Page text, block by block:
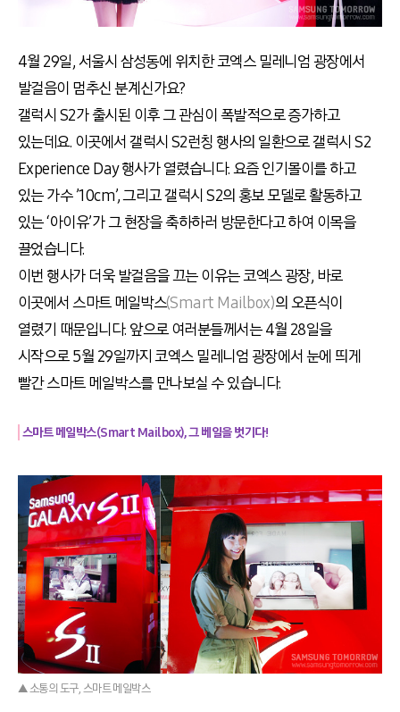
4월 29일, 서울시 삼성동에 위치한 코엑스 밀레니엄 광장에서
발걸음이 멈추신 분계신가요?
갤럭시 S2가 출시된 이후 그 관심이 폭발적으로 증가하고
있는데요. 이곳에서 갤럭시 S2런칭 행사의 일환으로 갤럭시 S2
Experience Day 행사가 열렸습니다. 요즘 인기몰이를 하고
있는 가수 ’10cm’, 그리고 갤럭시 S2의 홍보 모델로 활동하고
있는 ‘아이유’가 그 현장을 축하하러 방문한다고 하여 이목을
끌었습니다.
이번 행사가 더욱 발걸음을 끄는 이유는 코엑스 광장, 바로
이곳에서 스마트 메일박스(Smart Mailbox)의 오픈식이
열렸기 때문입니다. 앞으로 여러분들께서는 4월 28일을
시작으로 5월 29일까지 코엑스 밀레니엄 광장에서 눈에 띄게
빨간 스마트 메일박스를 만나보실 수 있습니다.
스마트 메일박스(Smart Mailbox), 그 베일을 벗기다!
▲ 소통의 도구, 스마트 메일박스